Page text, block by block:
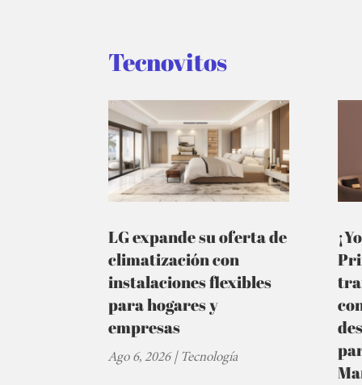
Tecnovitos
LG expande su oferta de
climatización con
instalaciones flexibles
para hogares y
empresas
Ago 6, 2026|Tecnología